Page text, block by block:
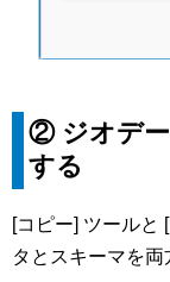
② ジオデ
する
[コピー] ツールと
タとスキーマを